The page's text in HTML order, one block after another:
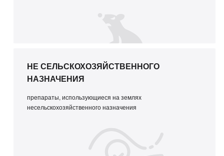
НЕ СЕЛЬСКОХОЗЯЙСТВЕННОГО
НАЗНАЧЕНИЯ
препараты, использующиеся на землях
несельскохозяйственного назначения